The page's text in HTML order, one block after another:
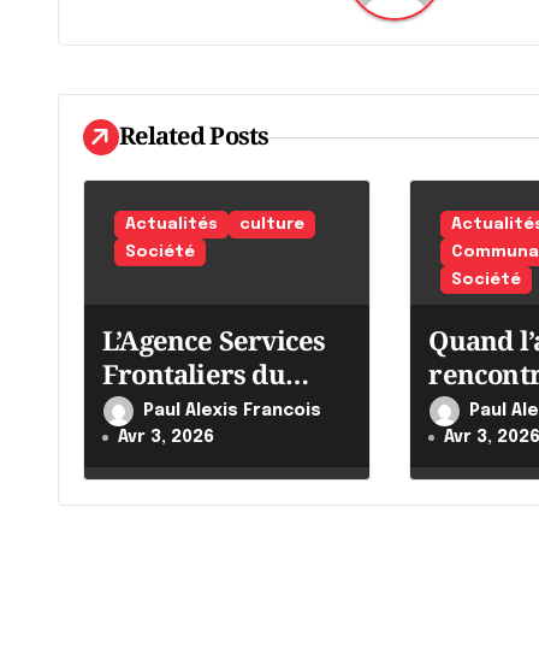
a
t
i
o
n
d
e
l
'
a
Related Posts
Actualités
culture
Société
L’Agence Services
Frontaliers du
Canada intensifie
ses efforts
Paul Alexis Francois
Avr 3, 2026
Société
Quand
Paul
Avr 3, 2026